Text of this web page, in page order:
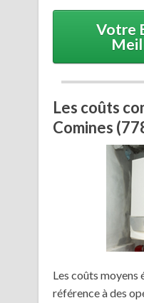
Votre
Les coûts
Comines
Les coûts moyens
référence à des